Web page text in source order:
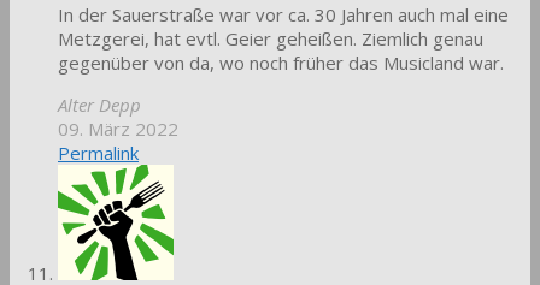
In der Sauerstraße war vor ca. 30 Jahren auch mal eine
Metzgerei, hat evtl. Geier geheißen. Ziemlich genau
gegenüber von da, wo noch früher das Musicland war.
Alter Depp
09. März 2022
Permalink